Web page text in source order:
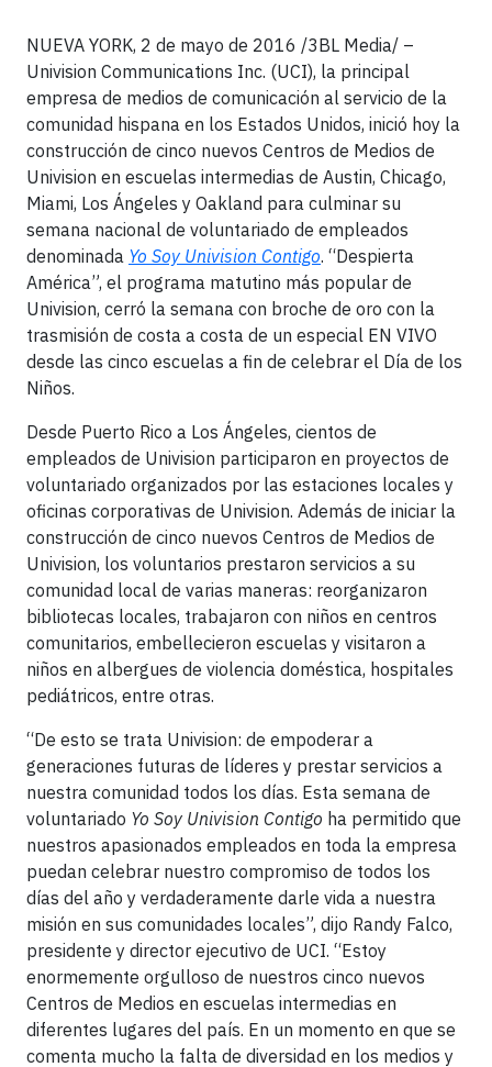
NUEVA YORK, 2 de mayo de 2016 /3BL Media/ –
Univision Communications Inc. (UCI), la principal
empresa de medios de comunicación al servicio de la
comunidad hispana en los Estados Unidos, inició hoy la
construcción de cinco nuevos Centros de Medios de
Univision en escuelas intermedias de Austin, Chicago,
Miami, Los Ángeles y Oakland para culminar su
semana nacional de voluntariado de empleados
denominada Yo Soy Univision Contigo. “Despierta
América”, el programa matutino más popular de
Univision, cerró la semana con broche de oro con la
trasmisión de costa a costa de un especial EN VIVO
desde las cinco escuelas a fin de celebrar el Día de los
Niños.
Desde Puerto Rico a Los Ángeles, cientos de
empleados de Univision participaron en proyectos de
voluntariado organizados por las estaciones locales y
oficinas corporativas de Univision. Además de iniciar la
construcción de cinco nuevos Centros de Medios de
Univision, los voluntarios prestaron servicios a su
comunidad local de varias maneras: reorganizaron
bibliotecas locales, trabajaron con niños en centros
comunitarios, embellecieron escuelas y visitaron a
niños en albergues de violencia doméstica, hospitales
pediátricos, entre otras.
“De esto se trata Univision: de empoderar a
generaciones futuras de líderes y prestar servicios a
nuestra comunidad todos los días. Esta semana de
voluntariado Yo Soy Univision Contigo ha permitido que
nuestros apasionados empleados en toda la empresa
puedan celebrar nuestro compromiso de todos los
días del año y verdaderamente darle vida a nuestra
misión en sus comunidades locales”, dijo Randy Falco,
presidente y director ejecutivo de UCI. “Estoy
enormemente orgulloso de nuestros cinco nuevos
Centros de Medios en escuelas intermedias en
diferentes lugares del país. En un momento en que se
comenta mucho la falta de diversidad en los medios y